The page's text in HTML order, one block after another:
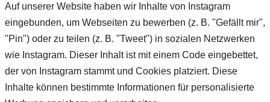
Auf unserer Website haben wir Inhalte von Instagram
eingebunden, um Webseiten zu bewerben (z. B. "Gefällt mir",
"Pin") oder zu teilen (z. B. "Tweet") in sozialen Netzwerken
wie Instagram. Dieser Inhalt ist mit einem Code eingebettet,
der von Instagram stammt und Cookies platziert. Diese
Inhalte können bestimmte Informationen für personalisierte